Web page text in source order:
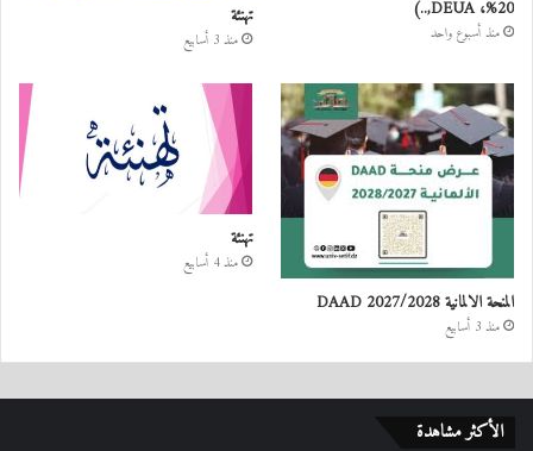
20%، DEUA,..)
منذ أسبوع واحد
تهنئة
منذ 3 أسابيع
المنحة الالمانية DAAD 2027/2028
منذ 3 أسابيع
تهنئة
منذ 4 أسابيع
الأكثر مشاهدة